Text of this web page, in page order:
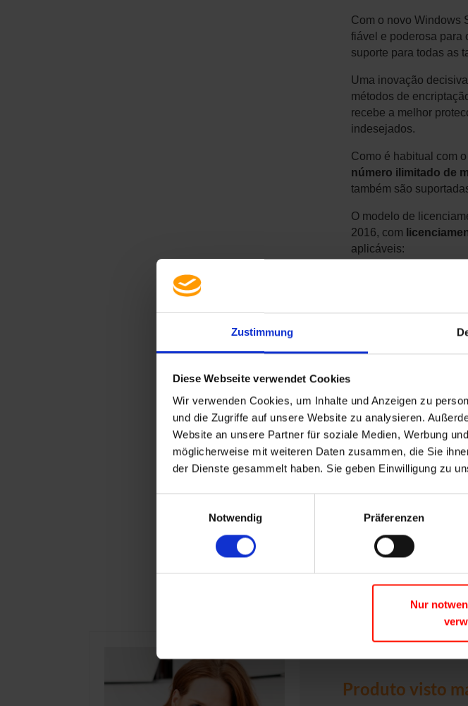
Zustimmung
Diese Webseite verwendet Cookies
Wir verwenden Cookies, um Inhalte und Anzeigen zu
und die Zugriffe auf unsere Website zu analysieren.
Website an unsere Partner für soziale Medien, Werbung
möglicherweise mit weiteren Daten zusammen, die Sie
der Dienste gesammelt haben. Sie geben Einwilligung zu
Notwendig
Präferenzen
Nur
Com o novo Windows
fiável e poderosa para
suporte para todas as
Uma inovação
métodos de
recebe a melhor
indesejados.
Como é habitual com
número ilimitado de
também são
O modelo de
2016, com
aplicáveis:
1. cada processador
Produto visto